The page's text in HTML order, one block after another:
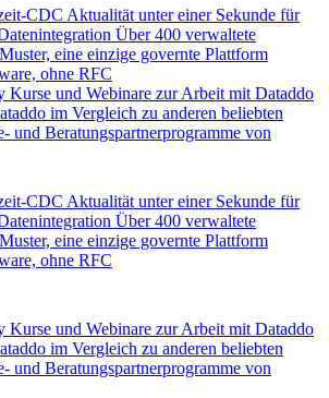
CDC Aktualität unter einer Sekunde für
Über 400 verwaltete
eine einzige governte Plattform
ohne RFC
Kurse und Webinare zur Arbeit mit Dataddo
im Vergleich zu anderen beliebten
und Beratungspartnerprogramme von
CDC Aktualität unter einer Sekunde für
Über 400 verwaltete
eine einzige governte Plattform
ohne RFC
Kurse und Webinare zur Arbeit mit Dataddo
im Vergleich zu anderen beliebten
und Beratungspartnerprogramme von